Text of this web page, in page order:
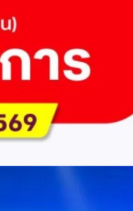
บาท จ่ายปันผล 5.2
2/2569 มีกำไรสุทธิหลังหัก
ลระหว่างกาลรวม 5.2 พันล้าน
รบริหารต้นทุนและการเติบโต
(YoY)การเปลี่ยนแปลง
หมื่นล้าน
งตัวอัตราส่วนหนี้สินสุทธิต่อ
ด้านปริมาณผู้ใช้งาน ไตรมาสนี้
นราย โดยปัจจัยที่ส่งผลต่อการ